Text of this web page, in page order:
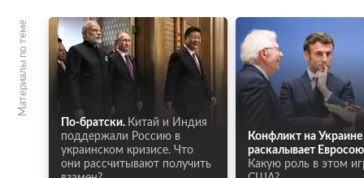
Материалы по теме
По-братски. Китай и Индия
поддержали Россию в
украинском кризисе. Что
они рассчитывают получить
Конфликт на Украине
раскалывает
Какую роль в этом